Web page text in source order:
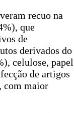
recuo na
que
de
derivados do
celulose, papel
de artigos
com maior